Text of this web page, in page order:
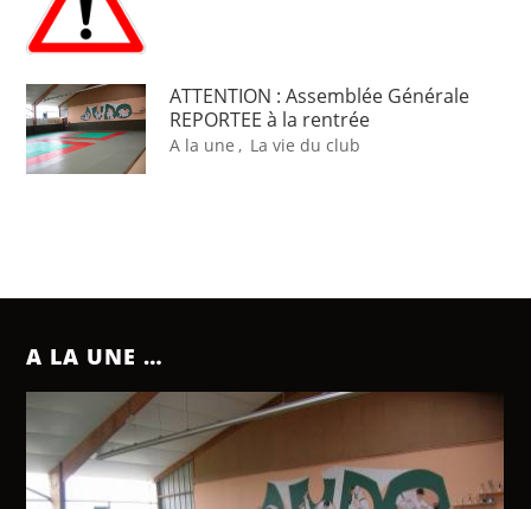
ATTENTION : Assemblée Générale
REPORTEE à la rentrée
A la une , La vie du club
A LA UNE …